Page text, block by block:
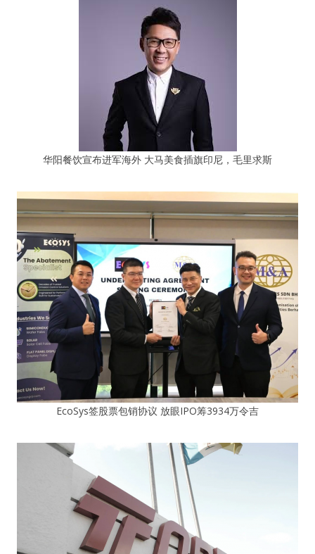
华阳餐饮宣布进军海外 大马美食插旗印尼，毛里求斯
EcoSys签股票包销协议 放眼IPO筹3934万令吉